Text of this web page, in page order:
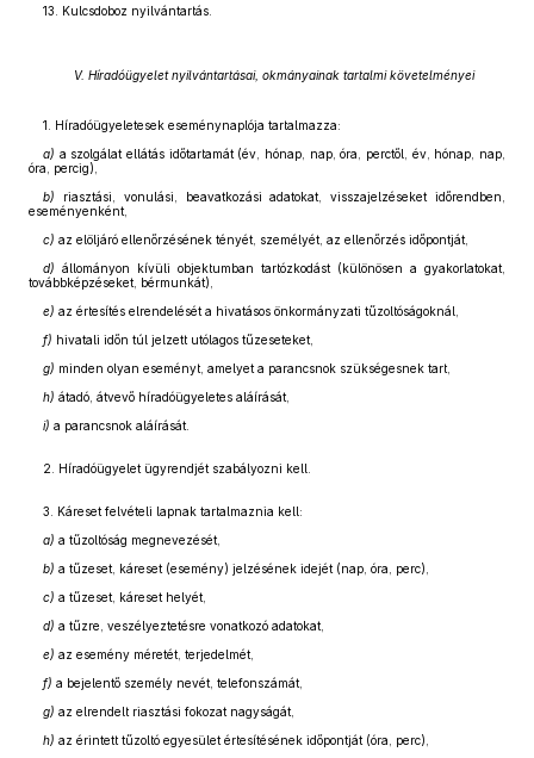
13. Kulcsdoboz nyilvántartás.
V. Híradóügyelet nyilvántartásai, okmányainak tartalmi követelményei
1. Híradóügyeletesek eseménynaplója tartalmazza:
a) a szolgálat ellátás időtartamát (év, hónap, nap, óra, perctől, év, hónap, nap,
óra, percig),
b) riasztási, vonulási, beavatkozási adatokat, visszajelzéseket időrendben,
eseményenként,
c) az elöljáró ellenőrzésének tényét, személyét, az ellenőrzés időpontját,
d) állományon kívüli objektumban tartózkodást (különösen a gyakorlatokat,
továbbképzéseket, bérmunkát),
e) az értesítés elrendelését a hivatásos önkormányzati tűzoltóságoknál,
f) hivatali időn túl jelzett utólagos tűzeseteket,
g) minden olyan eseményt, amelyet a parancsnok szükségesnek tart,
h) átadó, átvevő híradóügyeletes aláírását,
i) a parancsnok aláírását.
2. Híradóügyelet ügyrendjét szabályozni kell.
3. Káreset felvételi lapnak tartalmaznia kell:
a) a tűzoltóság megnevezését,
b) a tűzeset, káreset (esemény) jelzésének idejét (nap, óra, perc),
c) a tűzeset, káreset helyét,
d) a tűzre, veszélyeztetésre vonatkozó adatokat,
e) az esemény méretét, terjedelmét,
f) a bejelentő személy nevét, telefonszámát,
g) az elrendelt riasztási fokozat nagyságát,
h) az érintett tűzoltó egyesület értesítésének időpontját (óra, perc),